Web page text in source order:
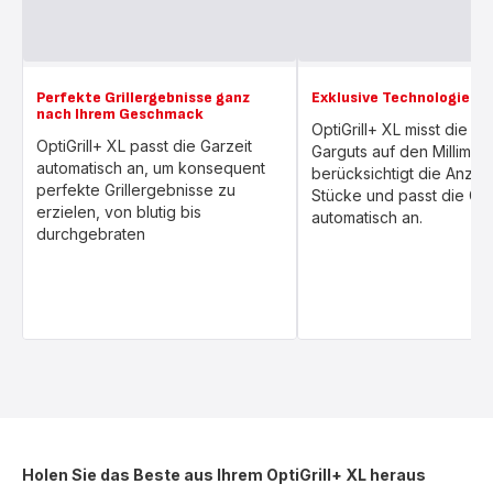
Perfekte Grillergebnisse ganz
nach Ihrem Geschmack
OptiGrill+ XL passt die Garzeit
automatisch an, um konsequent
perfekte Grillergebnisse zu
erzielen, von blutig bis
durchgebraten
Exklusive Technologie
OptiGrill+ XL misst die
Garguts auf den
berücksichtigt die
Stücke und passt die
automatisch an.
Holen Sie das Beste aus Ihrem OptiGrill+ XL heraus